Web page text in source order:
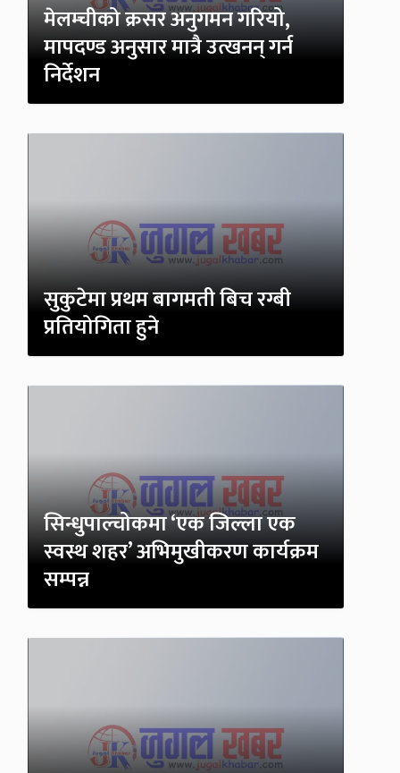
मेलम्चीको क्रसर अनुगमन गरियो,
मापदण्ड अनुसार मात्रै उत्खनन् गर्न
निर्देशन
सुकुटेमा प्रथम बागमती बिच रग्बी
प्रतियोगिता हुने
सिन्धुपाल्चोकमा ‘एक जिल्ला एक
स्वस्थ शहर’ अभिमुखीकरण कार्यक्रम
सम्पन्न